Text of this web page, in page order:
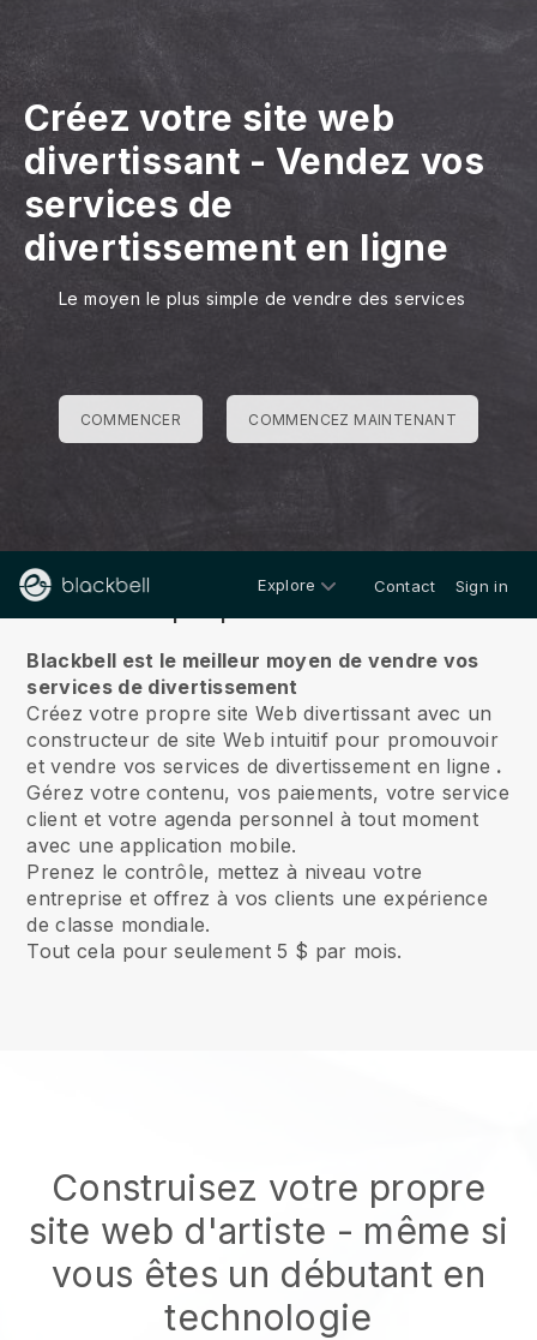
Créez votre site web
divertissant - Vendez vos
services de
divertissement en ligne
Le moyen le plus simple de vendre des services
COMMENCER COMMENCEZ MAINTENANT
Explore Contact Sign in
Blackbell est le meilleur moyen de vendre vos
services de divertissement
Créez votre propre site Web divertissant avec un
constructeur de site Web intuitif pour promouvoir
et vendre vos services de divertissement en ligne .
Gérez votre contenu, vos paiements, votre service
client et votre agenda personnel à tout moment
avec une application mobile.
Prenez le contrôle, mettez à niveau votre
entreprise et offrez à vos clients une expérience
de classe mondiale.
Tout cela pour seulement 5 $ par mois.
Construisez votre propre
site web d'artiste - même si
vous êtes un débutant en
technologie